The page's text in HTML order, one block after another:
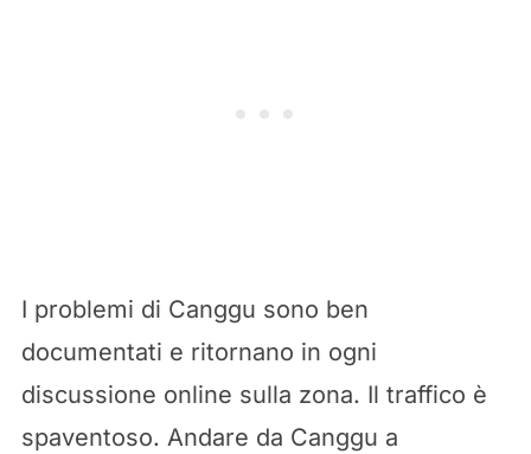
I problemi di Canggu sono ben
documentati e ritornano in ogni
discussione online sulla zona. Il traffico è
spaventoso. Andare da Canggu a